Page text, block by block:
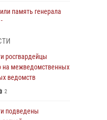
память генерала
Росгвардии
за хищение алкоголя
Росгвардии провел
росгвардейцы
на межведомственных
ведомств
2
подведены